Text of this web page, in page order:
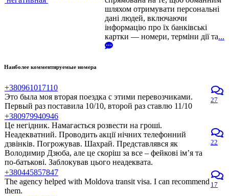
шляхом отримувати персональні
дані людей, включаючи
інформацію про їх банківські
картки — номери, терміни дії та...
Наиболее комментируемые номера
+380961017110
Это была моя вторая поездка с этими перевозчиками.
Первый раз поставила 10/10, второй раз ставлю 11/10
27
+380979940946
Це негідник. Намагається розвести на гроші.
Неадекватний. Проводить акції нічних телефонний
дзвінків. Погрожував. Шахрай. Представлявся як
Володимир Дзюба, але це скоріш за все – фейкові ім’я та
по-батькові. Заблокував цього неадеквата.
22
+380445857847
The agency helped with Moldova transit visa. I can recommend
them.
17